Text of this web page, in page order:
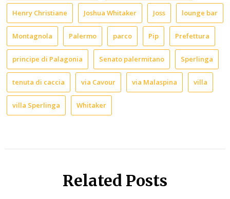
Henry Christiane Joshua Whitaker Joss lounge bar
Montagnola Palermo parco Pip Prefettura
principe di Palagonia Senato palermitano Sperlinga
tenuta di caccia via Cavour via Malaspina villa
villa Sperlinga Whitaker
Related Posts